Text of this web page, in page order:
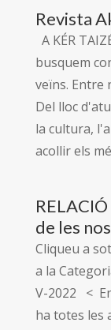
Revista
A KÉR
busquem
veïns. Entre
Del lloc
la cultura,
acollir els
de les
Cliqueu a
a la
V-2022 <
ha totes les